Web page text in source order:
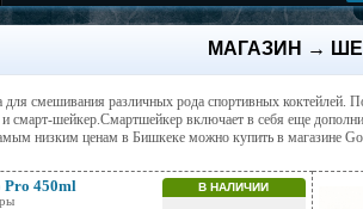
МАГАЗИН →
для смешивания различных рода спортивных коктейлей.
смарт-шейкер.Смартшейкер включает в себя еще
низким ценам в Бишкеке можно купить в магазине
Pro 450ml В НАЛИЧИИ